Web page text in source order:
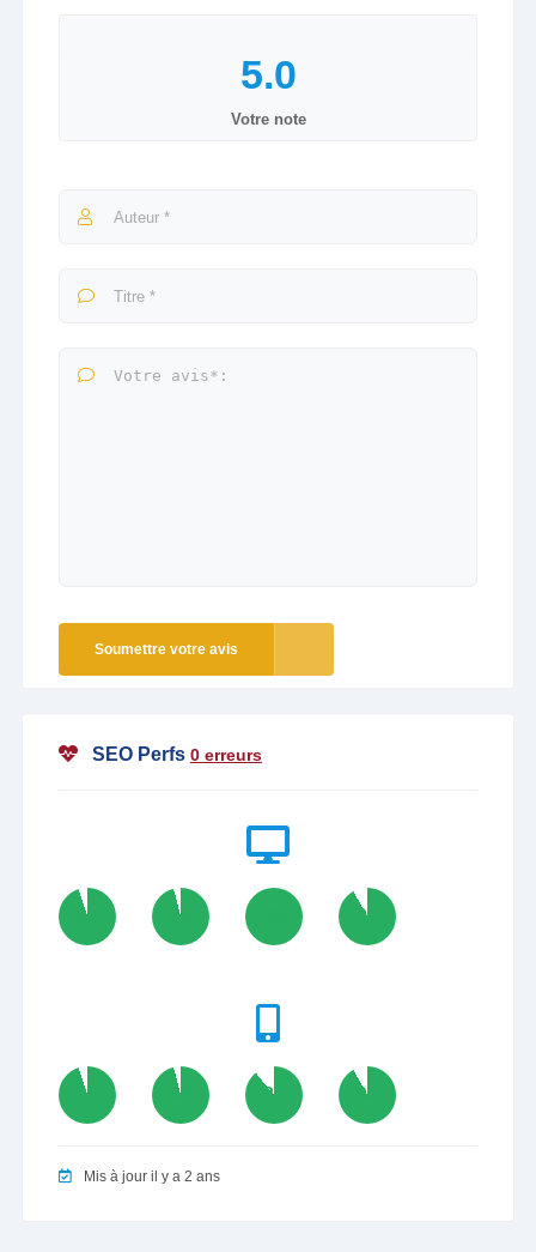
Votre note
Soumettre votre avis
SEO Perfs 0 erreurs
95 96 92
95 96 89 92
Mis à jour il y a 2 ans